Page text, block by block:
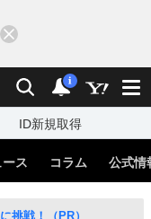
検索 通知
i
ID新規取得
ース コラム 公式情
挑戦！（PR）